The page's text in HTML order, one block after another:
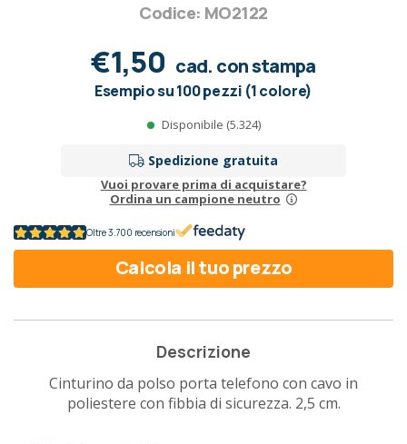
Codice: MO2122
€1,50 cad. con stampa
Esempio su 100 pezzi (1 colore)
Disponibile (5.324)
Spedizione gratuita
Vuoi provare prima di acquistare?
Ordina un campione neutro
Oltre 3.700 recensioni
Calcola il tuo prezzo
Descrizione
Cinturino da polso porta telefono con cavo in
poliestere con fibbia di sicurezza. 2,5 cm.